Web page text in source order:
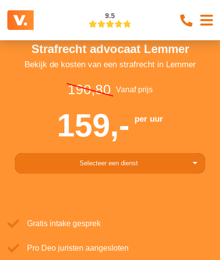
9.5
Strafrecht advocaat Lemmer
Bekijk de kosten van een strafrecht in Lemmer
190,80 Vanaf prijs
159,- per uur
Selecteer een dienst
Gratis intake gesprek
Pro Deo juristen aangesloten